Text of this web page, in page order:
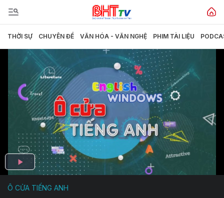
THỜI SỰ CHUYÊN ĐỀ VĂN HÓA - VĂN NGHỆ PHIM TÀI LIỆU
Ô CỬA TIẾNG ANH